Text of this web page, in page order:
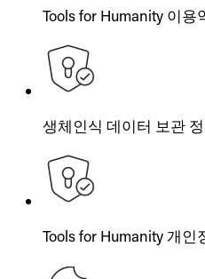
Tools for Humanity 이용
생체인식 데이터 보관
Tools for Humanity 개인